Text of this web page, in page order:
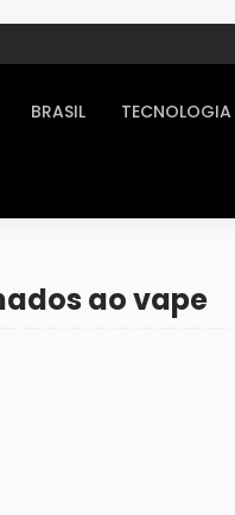
BRASIL TECNOLOGIA
ao vape